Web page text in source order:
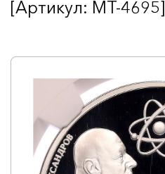
[Артикул: MT-4695]